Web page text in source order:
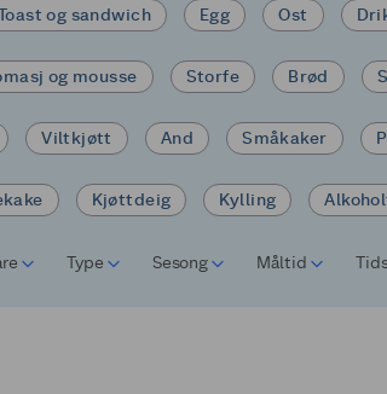
og sandwich Egg Ost
og mousse Storfe Brød
Viltkjøtt And Småkaker
Kjøttdeig Kylling
Type Sesong Måltid